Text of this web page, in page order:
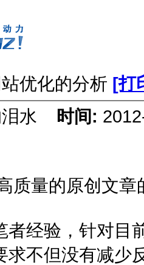
优化的分析 [打
泪水 时间:
量的原创文章
验，针对目前
求不但没有减少